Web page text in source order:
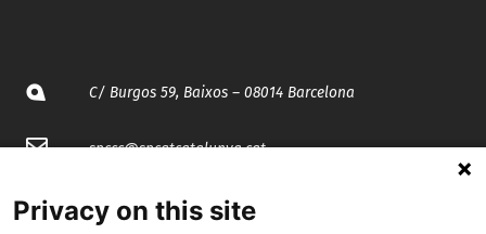
C/ Burgos 59, Baixos – 08014 Barcelona
spccc@spcgtcatalunya.cat
935 120 481
Privacy on this site